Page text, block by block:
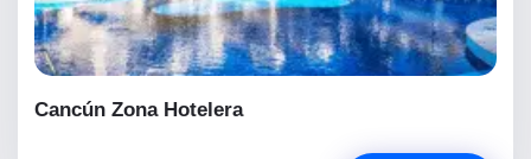
Cancún Zona Hotelera